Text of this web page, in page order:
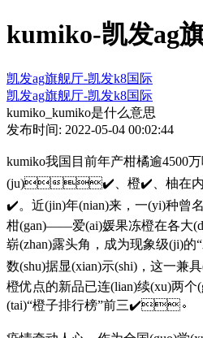
kumiko-凯发ag
凯发ag旗舰厅-凯发k8国际
凯发ag旗舰厅-凯发k8国际
kumiko_kumiko是什么意思
发布时间: 2022-05-04 00:02:44
kumiko我国目前年产柑橘逾4500万吨，
(ju)✔️、橙✔️、柚在内
✔️。近(jin)年(nian)来，一(yi)种
柑(gan)——爱(ai)媛果冻橙在各大
崭(zhan)露头角，成为现象级(ji)的“水果
数(shu)据显(xian)示(shi)，这一
橙优点的新品已连(lian)续(xu)两个
(tai)“橙子排行榜”前三✔️。